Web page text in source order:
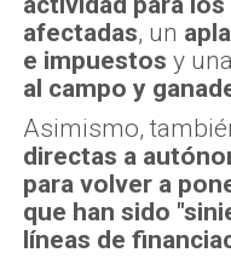
afectadas, un
e impuestos y una
al campo y
Asimismo,
directas a
para volver a
que han sido
líneas de